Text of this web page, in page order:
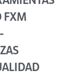
FXM